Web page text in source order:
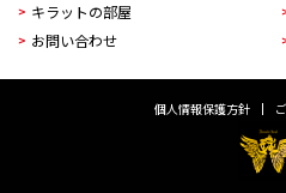
キラットの部屋
お問い合わせ
個人情報保護方針